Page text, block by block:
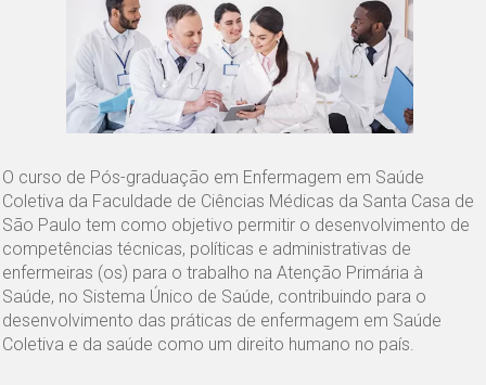
O curso de Pós-graduação em Enfermagem em Saúde
Coletiva da Faculdade de Ciências Médicas da Santa Casa de
São Paulo tem como objetivo permitir o desenvolvimento de
competências técnicas, políticas e administrativas de
enfermeiras (os) para o trabalho na Atenção Primária à
Saúde, no Sistema Único de Saúde, contribuindo para o
desenvolvimento das práticas de enfermagem em Saúde
Coletiva e da saúde como um direito humano no país.